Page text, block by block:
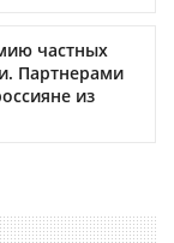
частных
Партнерами
из